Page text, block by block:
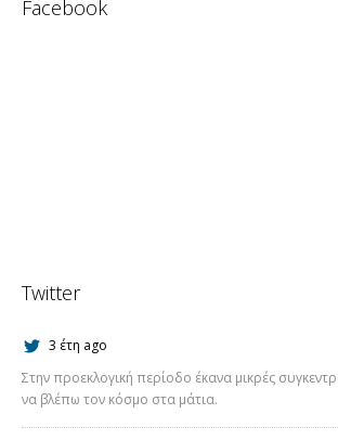
Facebook
Twitter
3 έτη ago
Στην προεκλογική περίοδο έκανα μικρές
να βλέπω τον κόσμο στα μάτια.